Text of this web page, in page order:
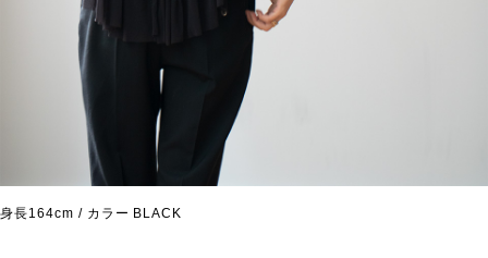
身長164cm / カラー BLACK